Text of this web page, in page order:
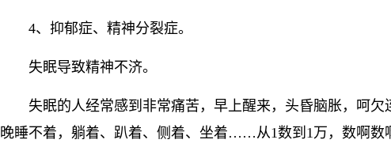
4、抑郁症、精神分裂症。
失眠导致精神不济。
失眠的人经常感到非常痛苦，早上醒来，头昏脑胀，呵
晚睡不着，躺着、趴着、侧着、坐着……从1数到1万，数啊